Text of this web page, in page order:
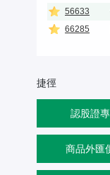
56633
66285
捷徑
認股證
商品外匯